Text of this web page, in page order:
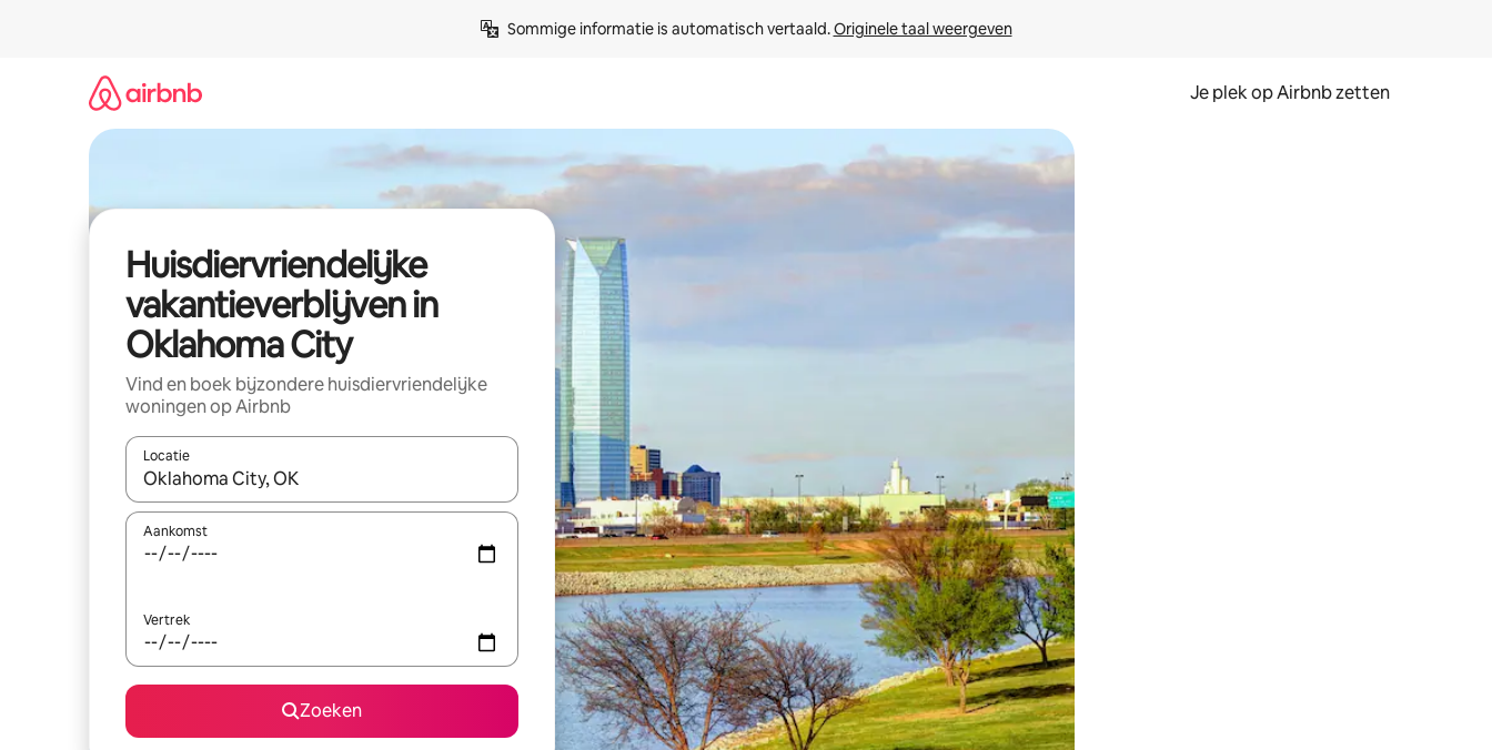
Sommige informatie is automatisch vertaald. Originele taal weergeven
Je plek op Airbnb zetten
Huisdiervriendelijke
vakantieverblijven in
Oklahoma City
Vind en boek bijzondere huisdiervriendelijke
woningen op Airbnb
Locatie
Wanneer er resultaten beschikbaar zijn, maak je een keuze met je de pijltjestoetsen omhoog en omlaag, óf door te tikken of swipen.
Aankomst
Vertrek
Zoeken